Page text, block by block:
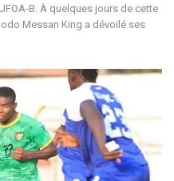
B. À quelques jours de cette
Messan King a dévoilé ses